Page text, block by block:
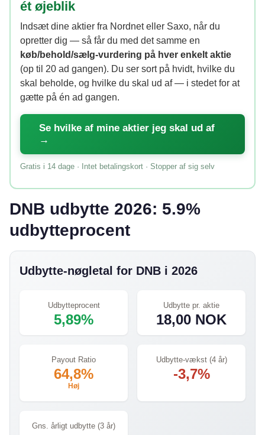
ét øjeblik
Indsæt dine aktier fra Nordnet eller Saxo, når du
opretter dig — så får du med det samme en
køb/behold/sælg-vurdering på hver enkelt aktie
(op til 20 ad gangen). Du ser sort på hvidt, hvilke du
skal beholde, og hvilke du skal ud af — i stedet for at
gætte på én ad gangen.
Se hvilke af mine aktier jeg skal ud af
→
Gratis i 14 dage · Intet betalingskort · Stopper af sig selv
DNB udbytte 2026: 5.9%
udbytteprocent
Udbytte-nøgletal for DNB i 2026
Udbytteprocent
5,89%
Udbytte pr. aktie
18,00 NOK
Payout Ratio
64,8%
Høj
Udbytte-vækst (4 år)
-3,7%
Gns. årligt udbytte (3 år)